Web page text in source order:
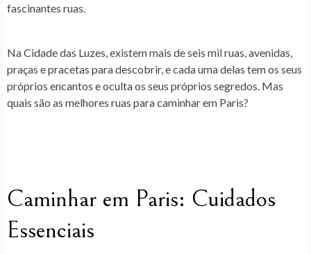
fascinantes ruas.
Na Cidade das Luzes, existem mais de seis mil ruas, avenidas,
praças e pracetas para descobrir, e cada uma delas tem os seus
próprios encantos e oculta os seus próprios segredos. Mas
quais são as melhores ruas para caminhar em Paris?
Caminhar em Paris: Cuidados
Essenciais